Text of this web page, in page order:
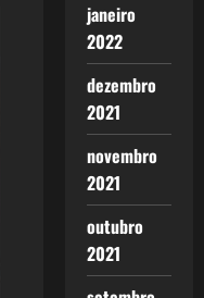
janeiro
2022
dezembro
2021
novembro
2021
outubro
2021